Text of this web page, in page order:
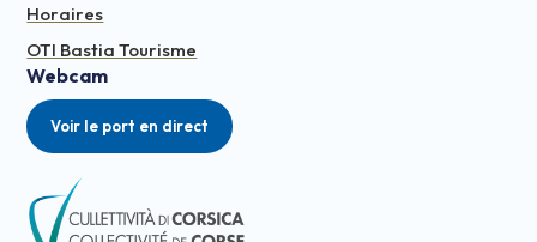
Horaires
OTI Bastia Tourisme
Webcam
Voir le port en direct